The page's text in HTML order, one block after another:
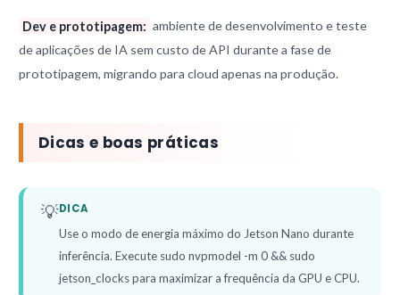
Dev e prototipagem: ambiente de desenvolvimento e teste
de aplicações de IA sem custo de API durante a fase de
prototipagem, migrando para cloud apenas na produção.
Dicas e boas práticas
💡DICA
Use o modo de energia máximo do Jetson Nano durante
inferência. Execute sudo nvpmodel -m 0 && sudo
jetson_clocks para maximizar a frequência da GPU e CPU.